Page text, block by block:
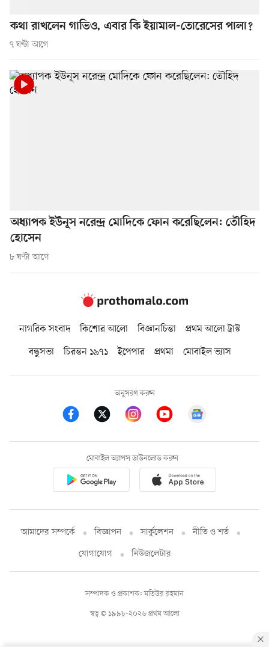
কথা রাখলেন গাভিও, এবার কি ইয়ামাল-তোরেসের পালা?
৭ ঘণ্টা আগে
অধ্যাপক ইউনূস নরেন্দ্র মোদিকে ফোন করেছিলেন: তৌহিদ
হোসেন
৮ ঘণ্টা আগে
নাগরিক সংবাদ কিশোর আলো বিজ্ঞানচিন্তা
প্রথম আলো ট্রাস্ট
বন্ধুসভা
চিরন্তন ১৯৭১ ইপেপার প্রথমা মোবাইল ভ্যাস
অনুসরণ করুন
মোবাইল অ্যাপস ডাউনলোড করুন
আমাদের সম্পর্কে বিজ্ঞাপন সার্কুলেশন
নীতি ও শর্ত
যোগাযোগ
নিউজলেটার
স্বত্ব © ১৯৯৮-২০২৬ প্রথম আলো
সম্পাদক ও প্রকাশক: মতিউর রহমান